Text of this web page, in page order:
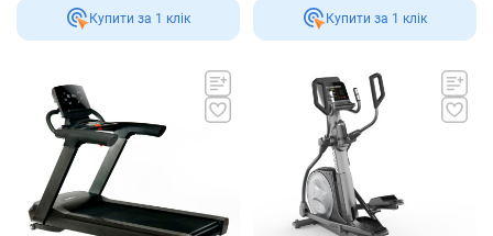
Купити за 1 клiк Купити за 1 клiк